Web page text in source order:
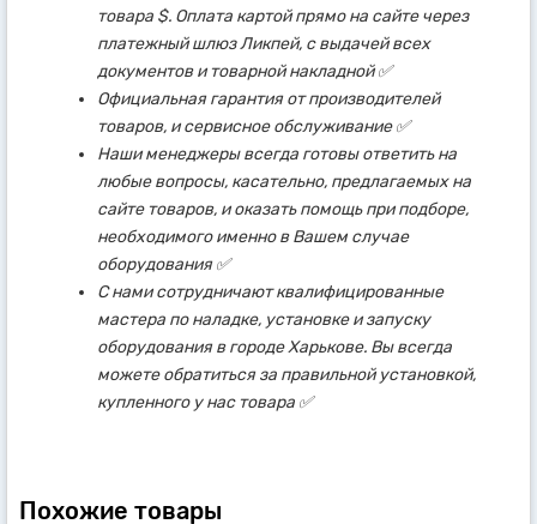
товара $. Оплата картой прямо на сайте через
платежный шлюз Ликпей, с выдачей всех
документов и товарной накладной ✅
Официальная гарантия от производителей
товаров, и сервисное обслуживание ✅
Наши менеджеры всегда готовы ответить на
любые вопросы, касательно, предлагаемых на
сайте товаров, и оказать помощь при подборе,
необходимого именно в Вашем случае
оборудования ✅
С нами сотрудничают квалифицированные
мастера по наладке, установке и запуску
оборудования в городе Харькове. Вы всегда
можете обратиться за правильной установкой,
купленного у нас товара ✅
Похожие товары